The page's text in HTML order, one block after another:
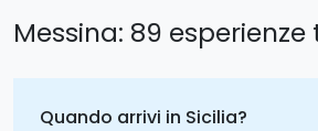
Messina: 89
Quando arrivi in Sicilia?